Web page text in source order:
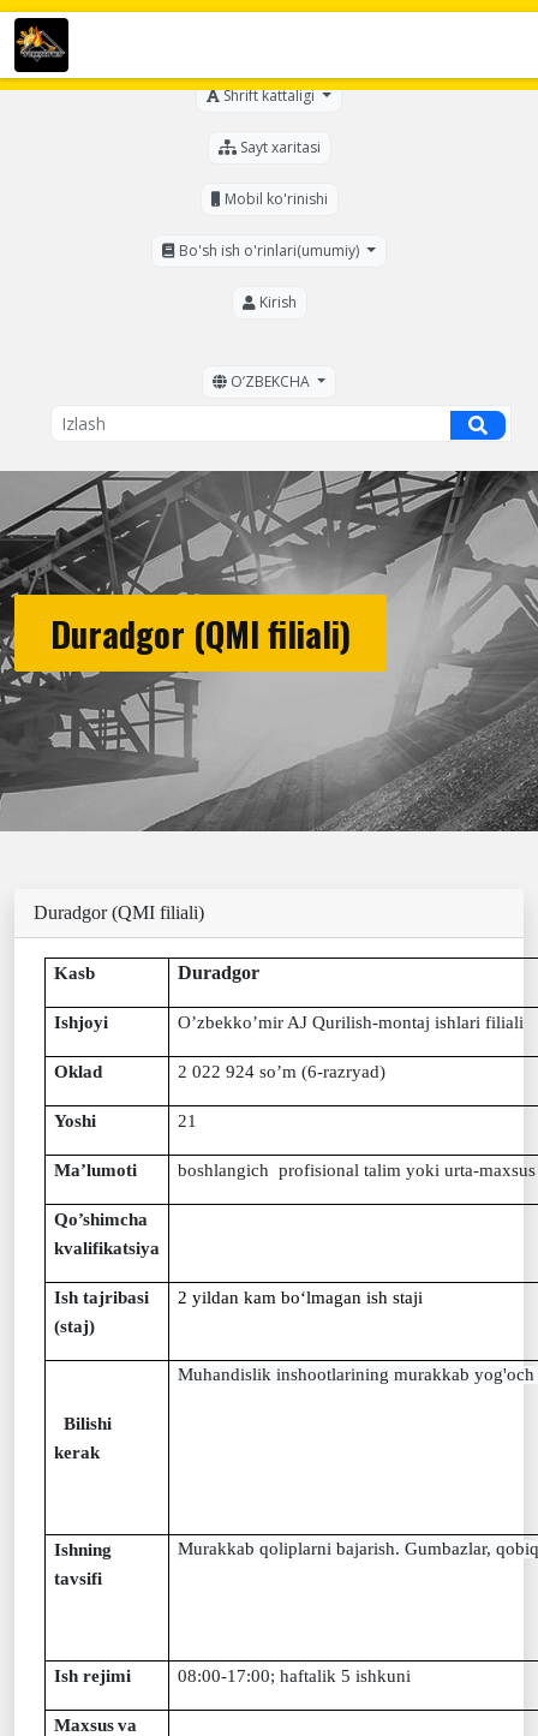
Shrift kattaligi
Sayt xaritasi
Mobil ko'rinishi
Bo'sh ish o'rinlari(umumiy)
Kirish
OʼZBEKCHA
Duradgor (QMI filiali)
Duradgor (QMI filiali)
Kasb Duradgor
Ishjoyi O’zbekko’mir AJ Qurilish-montaj ishlari filiali
Oklad 2 022 924 so’m (6-razryad)
Yoshi 21
Ma’lumoti boshlangich profisional talim yoki urta-maxsus
Qo’shimcha
kvalifikatsiya
Ish tajribasi
(staj)
2 yildаn kаm bo‘lmаgаn ish stаji
Bilishi
kerak
Muhandislik inshootlarining murakkab
Ishning
tavsifi
Murakkab qoliplarni bajarish. Gumbazlar,
Ish rejimi 08:00-17:00; haftalik 5 ishkuni
Maxsusva